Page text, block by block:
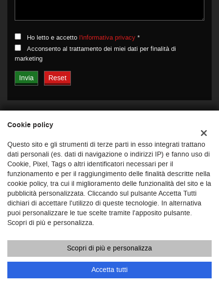
Ho letto e accetto l'informativa privacy *
Acconsento al trattamento dei miei dati per finalità di
marketing
ULTIMI ARRIVI
Cookie policy
Questo sito e gli strumenti di terze parti in esso integrati trattano
dati personali (es. dati di navigazione o indirizzi IP) e fanno uso di
Cookie, Pixel, Tags o altri identificatori necessari per il
funzionamento e per il raggiungimento delle finalità descritte nella
cookie policy, tra cui il miglioramento delle funzionalità del sito e la
pubblicità personalizzata. Cliccando sul pulsante Accetta Tutti
dichiari di accettare l'utilizzo di queste tecnologie. In alternativa
puoi personalizzare le tue scelte tramite l'apposito pulsante.
Scopri di più e personalizza.
Scopri di più e personalizza
Accetta tutti